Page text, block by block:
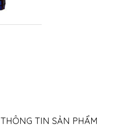
THÔNG TIN SẢN PHẨM